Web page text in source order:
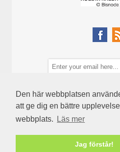
Den här webbplatsen
att ge dig en bättre
webbplats.
Läs mer
Jag förstår!
Powered by